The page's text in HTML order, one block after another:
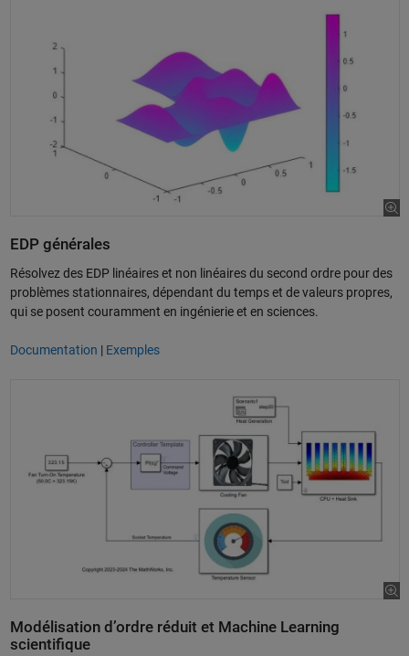
EDP générales
Résolvez des EDP linéaires et non linéaires du second ordre pour des
problèmes stationnaires, dépendant du temps et de valeurs propres,
qui se posent couramment en ingénierie et en sciences.
Documentation | Exemples
Modélisation d’ordre réduit et Machine Learning
scientifique